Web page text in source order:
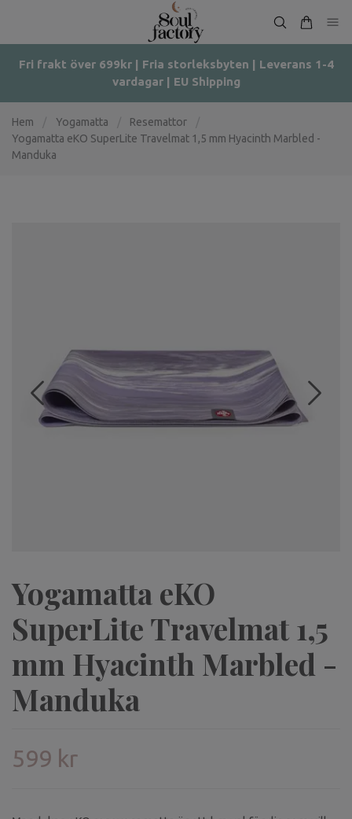
Fri frakt över 699kr | Fria storleksbyten | Leverans 1-4
vardagar | EU Shipping
Hem Yogamatta Resemattor
Yogamatta eKO SuperLite Travelmat 1,5 mm Hyacinth Marbled -
Manduka
Yogamatta eKO
SuperLite Travelmat 1,5
mm Hyacinth Marbled -
Manduka
599 kr